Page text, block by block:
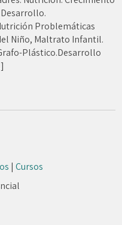
Problemáticas
Niño, Maltrato Infantil.
Plástico.Desarrollo
|Cursos